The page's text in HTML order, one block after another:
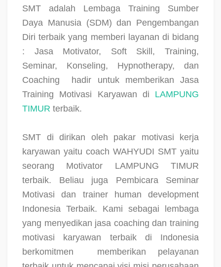
SMT adalah Lembaga Training Sumber
Daya Manusia (SDM) dan Pengembangan
Diri terbaik yang memberi layanan di bidang
: Jasa Motivator, Soft Skill, Training,
Seminar, Konseling, Hypnotherapy, dan
Coaching
hadir untuk memberikan Jasa
Training Motivasi Karyawan di LAMPUNG
TIMUR terbaik.
SMT di dirikan oleh pakar motivasi kerja
karyawan yaitu coach WAHYUDI SMT yaitu
seorang Motivator LAMPUNG TIMUR
terbaik. Beliau juga Pembicara Seminar
Motivasi dan trainer human development
Indonesia Terbaik. Kami sebagai lembaga
yang menyedikan jasa coaching dan training
motivasi karyawan terbaik di Indonesia
berkomitmen
memberikan pelayanan